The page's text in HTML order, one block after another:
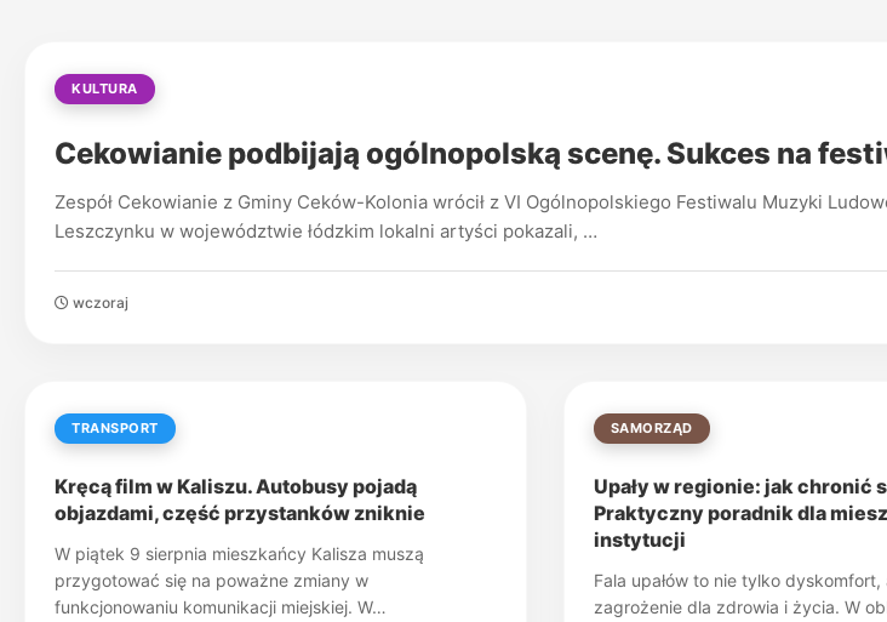
KULTURA
Cekowianie podbijają ogólnopolską scenę. Sukces na
Zespół Cekowianie z Gminy Ceków-Kolonia wrócił z VI Ogólnopolskiego Festiwalu Muzyki
Leszczynku w województwie łódzkim lokalni artyści pokazali, …
wczoraj
TRANSPORT
Kręcą film w Kaliszu. Autobusy pojadą
objazdami, część przystanków zniknie
W piątek 9 sierpnia mieszkańcy Kalisza muszą
przygotować się na poważne zmiany w
funkcjonowaniu komunikacji miejskiej. W…
SAMORZĄD
Upały w regionie: jak chronić
Praktyczny poradnik dla
instytucji
Fala upałów to nie tylko dyskomfort,
zagrożenie dla zdrowia i życia. W